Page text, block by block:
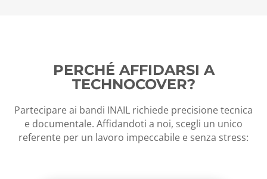
PERCHÉ AFFIDARSI A
TECHNOCOVER?
Partecipare ai bandi INAIL richiede precisione tecnica
e documentale. Affidandoti a noi, scegli un unico
referente per un lavoro impeccabile e senza stress: